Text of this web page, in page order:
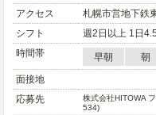
アクセス
札幌市営地下鉄
シフト
週2日以上 1日
時間帯
早朝 朝
面接地
応募先
株式会社HITOWA
534)